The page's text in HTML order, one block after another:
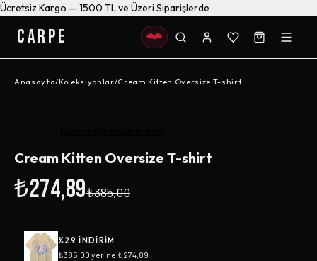
Ücretsiz Kargo — 1500 TL ve Üzeri Siparişlerde
CARPE
Anasayfa/Koleksiyonlar/Cream Kitten Oversize T-shirt
Cream Kitten Oversize T-shirt
₺274,89₺385,00
%29 INDIRIM
₺385,00 yerine ₺274,89